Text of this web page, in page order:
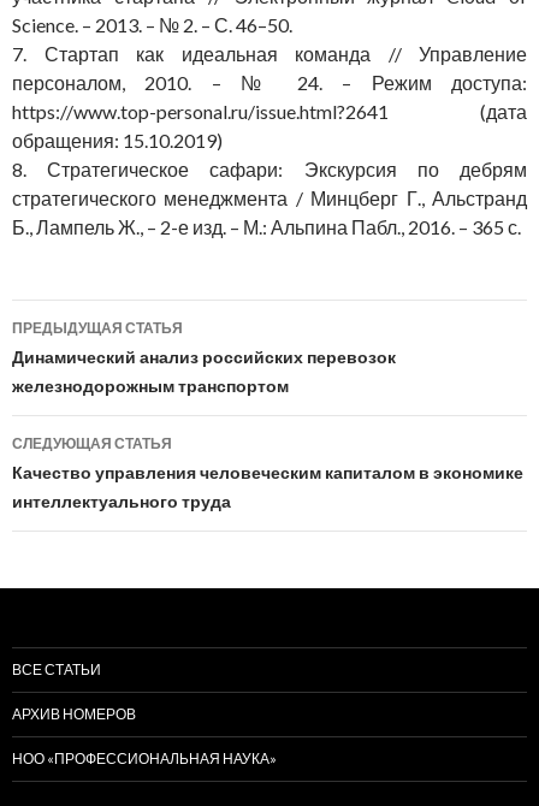
Science. – 2013. – № 2. – С. 46–50.
7. Стартап как идеальная команда // Управление
персоналом, 2010. – № 24. – Режим доступа:
https://www.top-personal.ru/issue.html?2641 (дата
обращения: 15.10.2019)
8. Стратегическое сафари: Экскурсия по дебрям
стратегического менеджмента / Минцберг Г., Альстранд
Б., Лампель Ж., – 2-е изд. – М.: Альпина Пабл., 2016. – 365 с.
Навигация
по
записям
ПРЕДЫДУЩАЯ СТАТЬЯ
Динамический анализ российских перевозок
железнодорожным транспортом
СЛЕДУЮЩАЯ СТАТЬЯ
Качество управления человеческим капиталом в экономике
интеллектуального труда
ВСЕ СТАТЬИ
АРХИВ НОМЕРОВ
НОО «ПРОФЕССИОНАЛЬНАЯ НАУКА»